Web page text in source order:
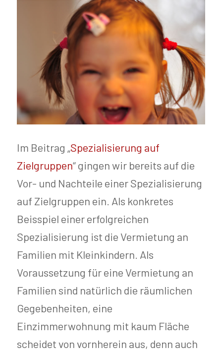
Im Beitrag „Spezialisierung auf
Zielgruppen“ gingen wir bereits auf die
Vor- und Nachteile einer Spezialisierung
auf Zielgruppen ein. Als konkretes
Beisspiel einer erfolgreichen
Spezialisierung ist die Vermietung an
Familien mit Kleinkindern. Als
Voraussetzung für eine Vermietung an
Familien sind natürlich die räumlichen
Gegebenheiten, eine
Einzimmerwohnung mit kaum Fläche
scheidet von vornherein aus, denn auch